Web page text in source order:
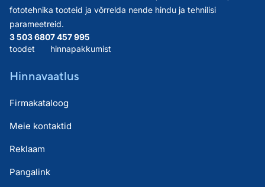
fototehnika tooteid ja võrrelda nende hindu ja tehnilisi
parameetreid.
3 503 680
toodet
7 457 995
hinnapakkumist
Hinnavaatlus
Firmakataloog
Meie kontaktid
Reklaam
Pangalink